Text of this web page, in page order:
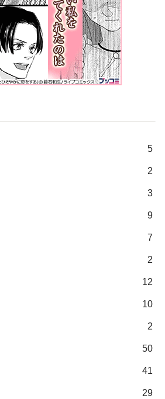
5
2
3
9
7
2
12
10
2
50
41
29